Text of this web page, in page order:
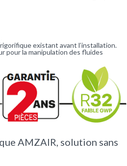
existant avant l’installation.
pour la manipulation des fluides
AMZAIR, solution sans